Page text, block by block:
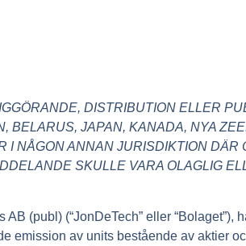
DISTRIBUTION ELLER
BELARUS, JAPAN, KANADA, NYA
I NÅGON ANNAN JURISDIKTION
SKULLE VARA OLAGLIG
AB (publ) (“JonDeTech” eller
emission av units bestående av aktier